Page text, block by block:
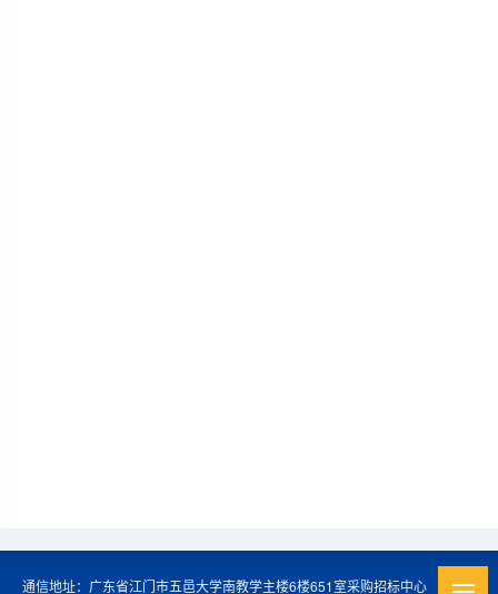
通信地址：广东省江门市五邑大学南教学主楼6楼651室采购招标中心